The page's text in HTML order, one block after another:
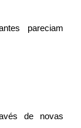
pareciam
de novas